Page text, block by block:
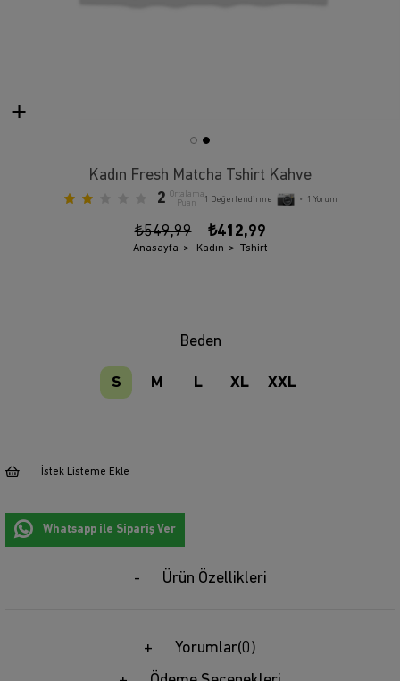
Kadın Fresh Matcha Tshirt Kahve
2 Ortalama
Puan
1 Değerlendirme • 1 Yorum
₺549,99 ₺412,99
Anasayfa Kadın Tshirt
Beden
S M L XL XXL
İstek Listeme Ekle
Whatsapp ile Sipariş Ver
Ürün Özellikleri
Yorumlar(0)